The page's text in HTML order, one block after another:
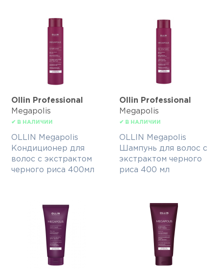
Ollin Professional
Megapolis
✔ В НАЛИЧИИ
OLLIN Megapolis
Кондиционер для
волос с экстрактом
черного риса 400мл
Ollin Professional
Megapolis
✔ В НАЛИЧИИ
OLLIN Megapolis
Шампунь для волос с
экстрактом черного
риса 400 мл